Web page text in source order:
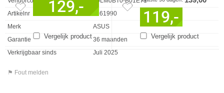
Artikelnr
1161990
Merk
ASUS
Garantie
36 maanden
Verkrijgbaar sinds
Juli 2025
⚑ Fout melden
Vergelijk product
129,-
Vergelijk product
119,-